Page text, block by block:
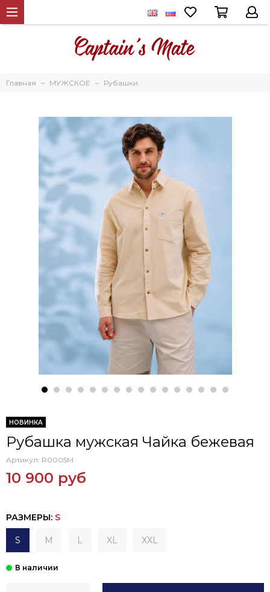
Главная МУЖСКОЕ Рубашки
НОВИНКА
Рубашка мужская Чайка бежевая
Артикул: R0005M
10 900 руб
РАЗМЕРЫ: S
S M L XL XXL